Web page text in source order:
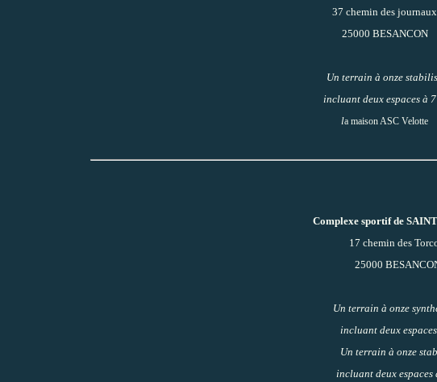
37 chemin des journaux
25000 BESANCON
Un terrain à onze
incluant deux espaces à
la maison ASC Velotte
Complexe sportif de
17 chemin des
25000
Un terrain à onze
incluant deux espaces
Un terrain à onze
incluant deux espaces